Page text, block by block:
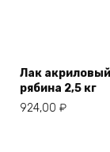
Лак
рябина 2,5 кг
924,00 ₽